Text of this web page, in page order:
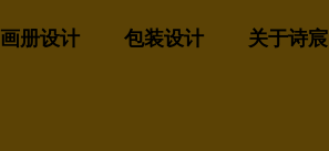
画册设计 包装设计 关于诗宸